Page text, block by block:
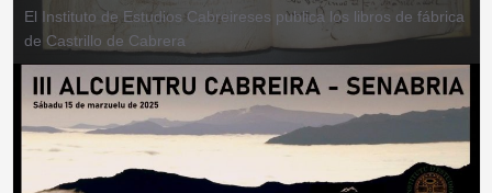
El Instituto de Estudios Cabreireses publica los libros de fábrica
de Castrillo de Cabrera